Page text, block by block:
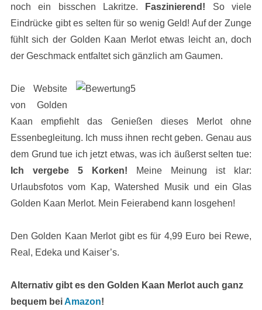
noch ein bisschen Lakritze.
Faszinierend! So viele
Eindrücke gibt es selten für so wenig Geld! Auf der Zunge
fühlt sich der Golden Kaan Merlot etwas leicht an, doch
der Geschmack entfaltet sich gänzlich am Gaumen.
Die Website
von Golden
Kaan empfiehlt das Genießen dieses Merlot ohne
Essenbegleitung. Ich muss ihnen recht geben. Genau aus
dem Grund tue ich jetzt etwas, was ich äußerst selten tue:
Ich vergebe 5 Korken! Meine Meinung ist klar:
Urlaubsfotos vom Kap, Watershed Musik und ein Glas
Golden Kaan Merlot. Mein Feierabend kann losgehen!
Den Golden Kaan Merlot gibt es für 4,99 Euro bei Rewe,
Real, Edeka und Kaiser’s.
Alternativ gibt es den Golden Kaan Merlot auch ganz
bequem beiAmazon!